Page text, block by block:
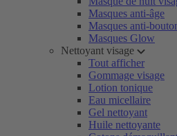
Masques anti-âge
Masques anti-
Masques Glow
Nettoyant visage
Tout afficher
Gommage visage
Lotion tonique
Eau micellaire
Gel nettoyant
Huile nettoyante